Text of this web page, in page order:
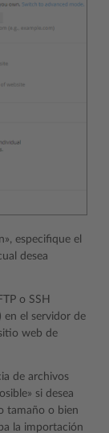
especifique el
desea
o SSH
en el servidor de
web de
de archivos
si desea
tamaño o bien
la importación